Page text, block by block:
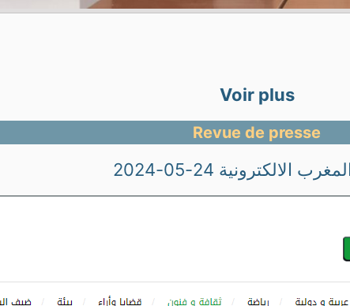
Voir plus
Revue de presse
الالكترونية 24-05-2024